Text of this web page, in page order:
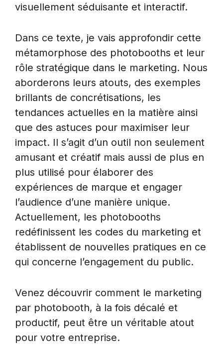
visuellement séduisante et interactif.
Dans ce texte, je vais approfondir cette
métamorphose des photobooths et leur
rôle stratégique dans le marketing. Nous
aborderons leurs atouts, des exemples
brillants de concrétisations, les
tendances actuelles en la matière ainsi
que des astuces pour maximiser leur
impact. Il s’agit d’un outil non seulement
amusant et créatif mais aussi de plus en
plus utilisé pour élaborer des
expériences de marque et engager
l’audience d’une manière unique.
Actuellement, les photobooths
redéfinissent les codes du marketing et
établissent de nouvelles pratiques en ce
qui concerne l’engagement du public.
Venez découvrir comment le marketing
par photobooth, à la fois décalé et
productif, peut être un véritable atout
pour votre entreprise.